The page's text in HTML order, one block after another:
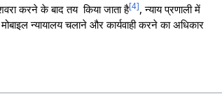
करने के बाद तय किया जाता है[4], न्याय प्रणाली में
न्यायालय चलाने और कार्यवाही करने का अधिकार